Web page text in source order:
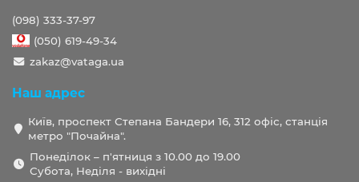
(098) 333-37-97
(050) 619-49-34
zakaz@vataga.ua
Наш адрес
Київ, проспект Степана Бандери 16, 312 офіс, станція
метро "Почайна".
Понеділок – п'ятниця з 10.00 до 19.00
Субота, Неділя - вихідні